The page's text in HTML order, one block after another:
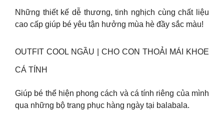
Những thiết kế dễ thương, tinh nghịch cùng chất liệu
cao cấp giúp bé yêu tận hưởng mùa hè đầy sắc màu!
OUTFIT COOL NGẦU | CHO CON THOẢI MÁI KHOE
CÁ TÍNH
Giúp bé thể hiện phong cách và cá tính riêng của mình
qua những bộ trang phục hàng ngày tại balabala.